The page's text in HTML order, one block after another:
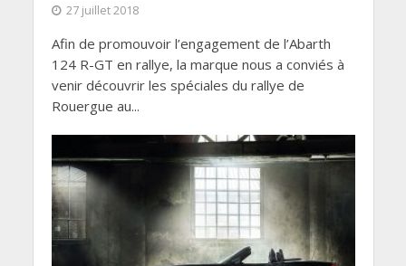
27 juillet 2018
Afin de promouvoir l’engagement de l’Abarth
124 R-GT en rallye, la marque nous a conviés à
venir découvrir les spéciales du rallye de
Rouergue au...